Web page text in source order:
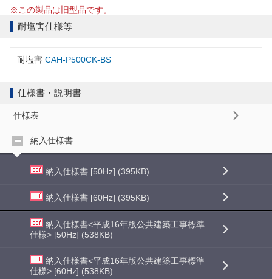
※この製品は旧型品です。
耐塩害仕様等
耐塩害CAH-P500CK-BS
仕様書・説明書
仕様表
納入仕様書
納入仕様書 [50Hz] (395KB)
納入仕様書 [60Hz] (395KB)
納入仕様書<平成16年版公共建築工事標準
仕様> [50Hz] (538KB)
納入仕様書<平成16年版公共建築工事標準
仕様> [60Hz] (538KB)